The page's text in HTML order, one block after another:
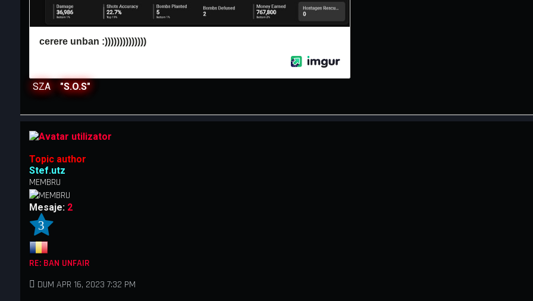
SZA
"S.O.S"
Topic author
Stef.utz
MEMBRU
Mesaje: 2
3
RE: BAN UNFAIR
DUM APR 16, 2023 7:32 PM